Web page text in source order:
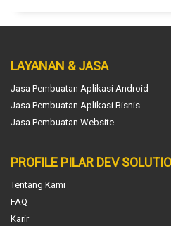
LAYANAN & JASA
Jasa Pembuatan Aplikasi Android
Jasa Pembuatan Aplikasi Bisnis
Jasa Pembuatan Website
PROFILE PILAR DEV
Tentang Kami
FAQ
Karir